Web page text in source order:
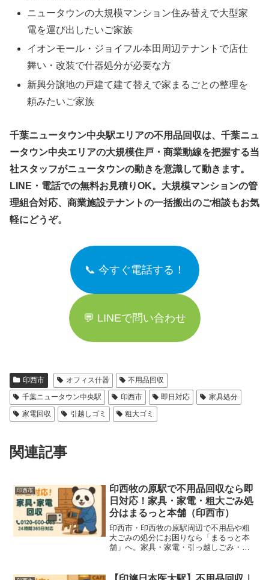
ニュータウンの大規模マンション住み替えで大型家
電を運び出したいご家族
イオンモール・ジョイフル本田周辺テナントで店仕
舞い・改装で什器処分が必要な方
新興分譲地の戸建て建て替えで家まるごとの整理を
頼みたいご家族
千葉ニュータウン中央駅エリアの不用品回収は、千葉ニュ
ータウン中央エリアの大規模住戸・商業動線を把握する当
社スタッフがニュータウンの動きを意識して動きます。
LINE・電話での無料お見積りOK。大規模マンションの管
理組合対応、商業施設テナントの一括搬出のご相談もお気
軽にどうぞ。
📞 今すぐ電話する！
💬 LINEで問い合わせ
印西市 オフィス什器
不用品回収
千葉ニュータウン中央駅
印西市 即日対応
家具処分
家電回収
引越しゴミ 粗大ゴミ
関連記事
印西市
印西牧の原駅で不用品回収なら即
日対応！家具・家電・粗大ごみ処
分はまるっと本舗（印西市）
印西市・印西牧の原駅周辺で不用品や粗
大ごみの処分にお困りなら「まるっと本
舗」へ。家具・家電・引っ越しごみ・遺